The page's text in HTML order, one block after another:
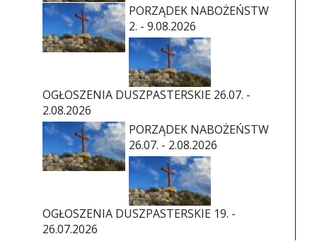
PORZĄDEK NABOŻEŃSTW
2. - 9.08.2026
OGŁOSZENIA DUSZPASTERSKIE 26.07. -
2.08.2026
PORZĄDEK NABOŻEŃSTW
26.07. - 2.08.2026
OGŁOSZENIA DUSZPASTERSKIE 19. -
26.07.2026